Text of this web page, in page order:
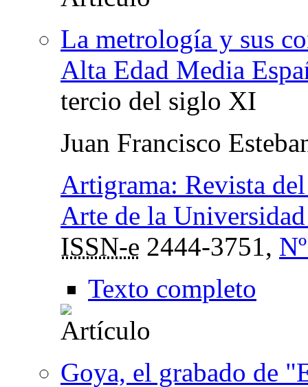
La metrología y sus
Alta Edad Media
tercio del siglo XI
Juan Francisco
Artigrama: Revista
Arte de la
ISSN-e 2444-3751,
Texto completo
Goya, el grabado de